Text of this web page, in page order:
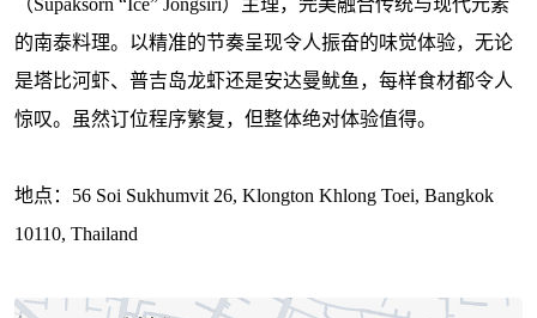
的南泰料理。以精准的节奏呈现令人振奋的味觉体验，无论
是塔比河虾、普吉岛龙虾还是安达曼鱿鱼，每样食材都令人
惊叹。虽然订位程序繁复，但整体绝对体验值得。
地点：56 Soi Sukhumvit 26, Klongton Khlong Toei, Bangkok
10110, Thailand